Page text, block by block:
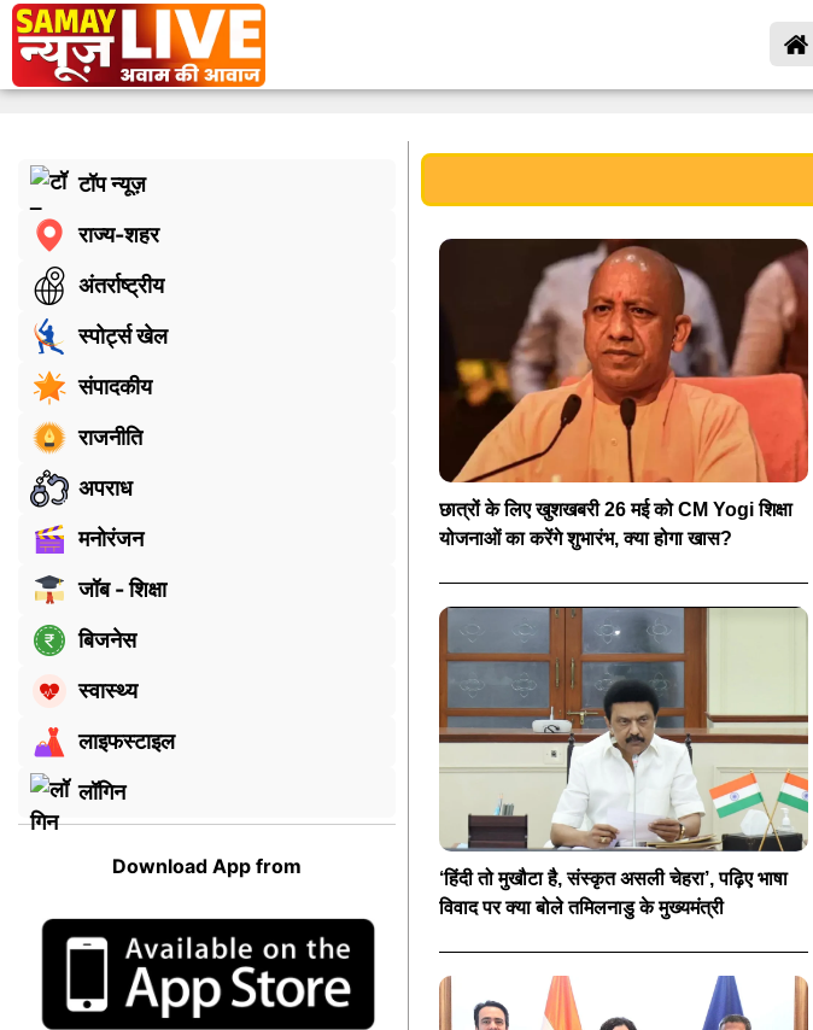
टॉप न्यूज़
राज्य-शहर
अंतर्राष्ट्रीय
स्पोर्ट्स खेल
संपादकीय
राजनीति
अपराध
मनोरंजन
जॉब - शिक्षा
बिजनेस
स्वास्थ्य
लाइफस्टाइल
लॉगिन
Download App from
छात्रों के लिए खुशखबरी 26 मई को CM Yogi शिक्षा
योजनाओं का करेंगे शुभारंभ, क्या होगा खास?
‘हिंदी तो मुखौटा है, संस्कृत असली चेहरा’, पढ़िए भाषा
विवाद पर क्या बोले तमिलनाडु के मुख्यमंत्री